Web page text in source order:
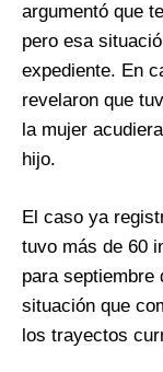
argumentó que
pero esa
expediente. En
revelaron que
la mujer
hijo.
El caso ya
tuvo más de 60
para septiembre
situación que
los trayectos